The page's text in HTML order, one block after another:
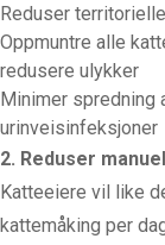
Reduser
Oppmuntre alle
redusere ulykker
Minimer spredning
urinveisinfeksjoner
2. Reduser
Katteeiere vil like
kattemåking per